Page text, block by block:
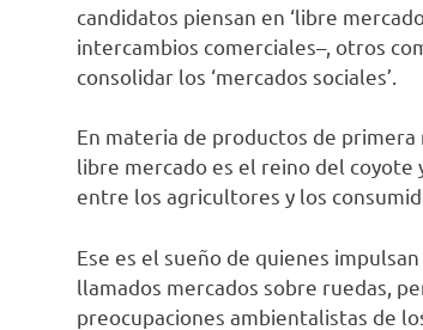
candidatos piensan en ‘libre
intercambios comerciales–, otros
consolidar los ‘mercados sociales’.
En materia de productos de
libre mercado es el reino del coyote
entre los agricultores y los
Ese es el sueño de quienes
llamados mercados sobre ruedas,
preocupaciones ambientalistas de